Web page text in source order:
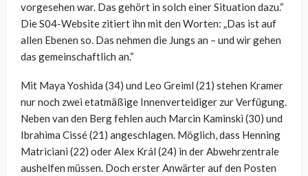
vorgesehen war. Das gehört in solch einer Situation dazu.“
Die S04-Website zitiert ihn mit den Worten: „Das ist auf
allen Ebenen so. Das nehmen die Jungs an – und wir gehen
das gemeinschaftlich an.“
Mit Maya Yoshida (34) und Leo Greiml (21) stehen Kramer
nur noch zwei etatmäßige Innenverteidiger zur Verfügung.
Neben van den Berg fehlen auch Marcin Kaminski (30) und
Ibrahima Cissé (21) angeschlagen. Möglich, dass Henning
Matriciani (22) oder Alex Král (24) in der Abwehrzentrale
aushelfen müssen. Doch erster Anwärter auf den Posten